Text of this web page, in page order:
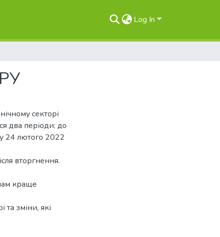
Log In
секторі
два періоди: до
24 лютого 2022
вторгнення.
краще
та зміни, які